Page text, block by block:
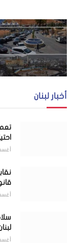
أخبار لبنان
أغسطس
أغسطس
أغسطس